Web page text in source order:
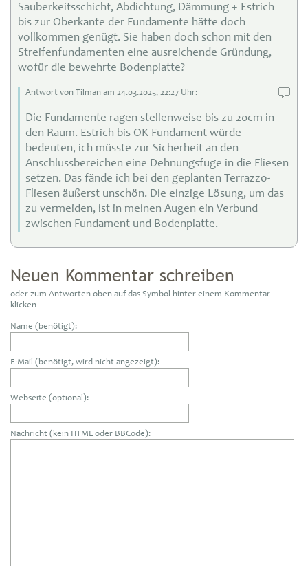
Sauberkeitsschicht, Abdichtung, Dämmung + Estrich
bis zur Oberkante der Fundamente hätte doch
vollkommen genügt. Sie haben doch schon mit den
Streifenfundamenten eine ausreichende Gründung,
wofür die bewehrte Bodenplatte?
Antwort von Tilman am 24.03.2025, 22:27 Uhr:
Die Fundamente ragen stellenweise bis zu 20cm in
den Raum. Estrich bis OK Fundament würde
bedeuten, ich müsste zur Sicherheit an den
Anschlussbereichen eine Dehnungsfuge in die Fliesen
setzen. Das fände ich bei den geplanten Terrazzo-
Fliesen äußerst unschön. Die einzige Lösung, um das
zu vermeiden, ist in meinen Augen ein Verbund
zwischen Fundament und Bodenplatte.
Neuen Kommentar schreiben
oder zum Antworten oben auf das Symbol hinter einem Kommentar
klicken
Name (benötigt):
E-Mail (benötigt, wird nicht angezeigt):
Webseite (optional):
Nachricht (kein HTML oder BBCode):